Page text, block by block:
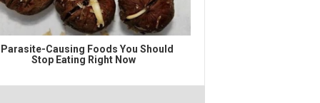
Causing Foods You Should
Stop Eating Right Now